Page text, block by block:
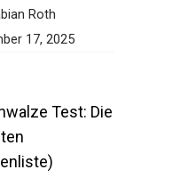
Roth
17, 2025
Test: